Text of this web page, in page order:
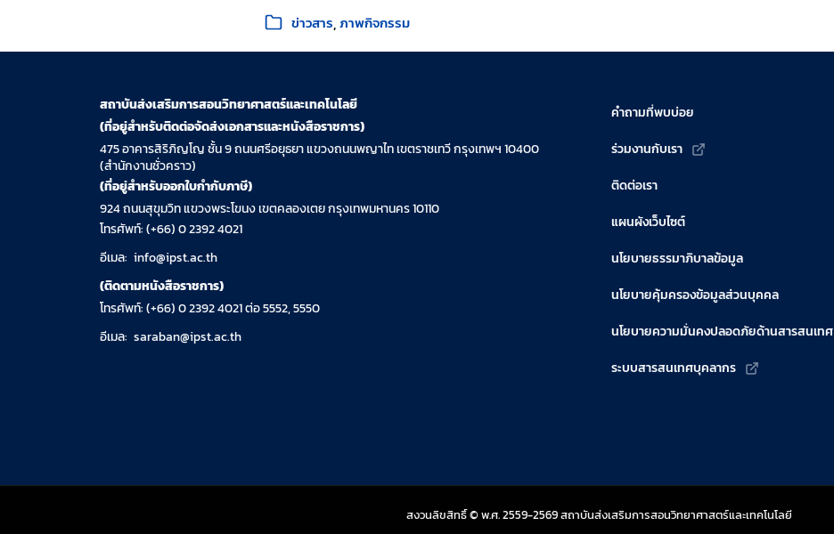
หมวดหมู่:
ข่าวสาร ภาพกิจกรรม
สถาบันส่งเสริมการสอนวิทยาศาสตร์และเทคโนโลยี
(ที่อยู่สำหรับติดต่อจัดส่งเอกสารและหนังสือราชการ)
475 อาคารสิริภิญโญ ชั้น 9 ถนนศรีอยุธยา แขวงถนนพญาไท เขตราชเทวี กรุงเทพฯ 10400
(สำนักงานชั่วคราว)
(ที่อยู่สำหรับออกใบกำกับภาษี)
924 ถนนสุขุมวิท แขวงพระโขนง เขตคลองเตย กรุงเทพมหานคร 10110
โทรศัพท์: (+66) 0 2392 4021
อีเมล: info@ipst.ac.th
(ติดตามหนังสือราชการ)
โทรศัพท์: (+66) 0 2392 4021 ต่อ 5552, 5550
อีเมล: saraban@ipst.ac.th
คำถามที่พบบ่อย
ร่วมงานกับเรา
ติดต่อเรา
แผนผังเว็บไซต์
นโยบายธรรมาภิบาลข้อมูล
นโยบายคุ้มครองข้อมูลส่วนบุคคล
นโยบายความมั่นคงปลอดภัยด้านสารสนเทศ
ระบบสารสนเทศบุคลากร
สงวนลิขสิทธิ์ © พ.ศ. 2559-2569 สถาบันส่งเสริมการสอนวิทยาศาสตร์และเทคโนโลยี